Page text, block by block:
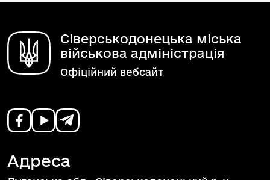
Сіверськодонецька міська
військова адміністрація
Офіційний вебсайт
Адреса